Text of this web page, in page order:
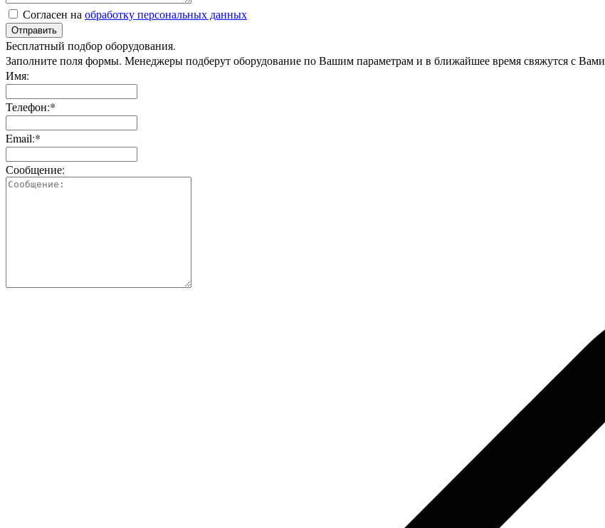
Согласен на обработку персональных данных
Отправить
Бесплатный подбор оборудования.
Заполните поля формы. Менеджеры подберут оборудование по Вашим параметрам и в ближайшее время свяжутся с Вами
Имя:
Телефон:*
Email:*
Сообщение: